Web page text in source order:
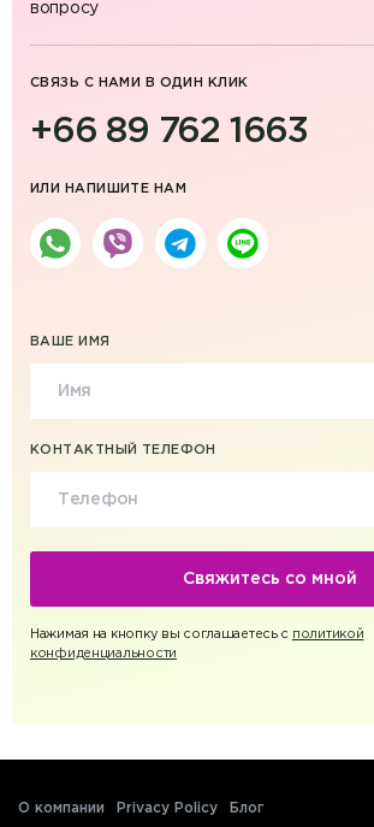
вопросу
СВЯЗЬ С НАМИ В ОДИН КЛИК
+66 89 762 1663
ИЛИ НАПИШИТЕ НАМ
ВАШЕ ИМЯ
КОНТАКТНЫЙ ТЕЛЕФОН
Нажимая на кнопку вы соглашаетесь с политикой
конфиденциальности
О компании Privacy Policy Блог